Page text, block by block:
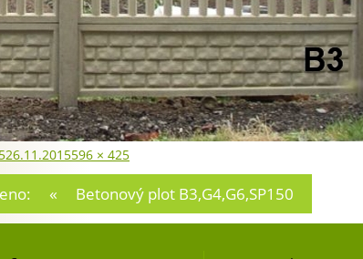
26.11.2015Původní
velikost:
596 × 425
Betonový plot B3,G4,G6,SP150